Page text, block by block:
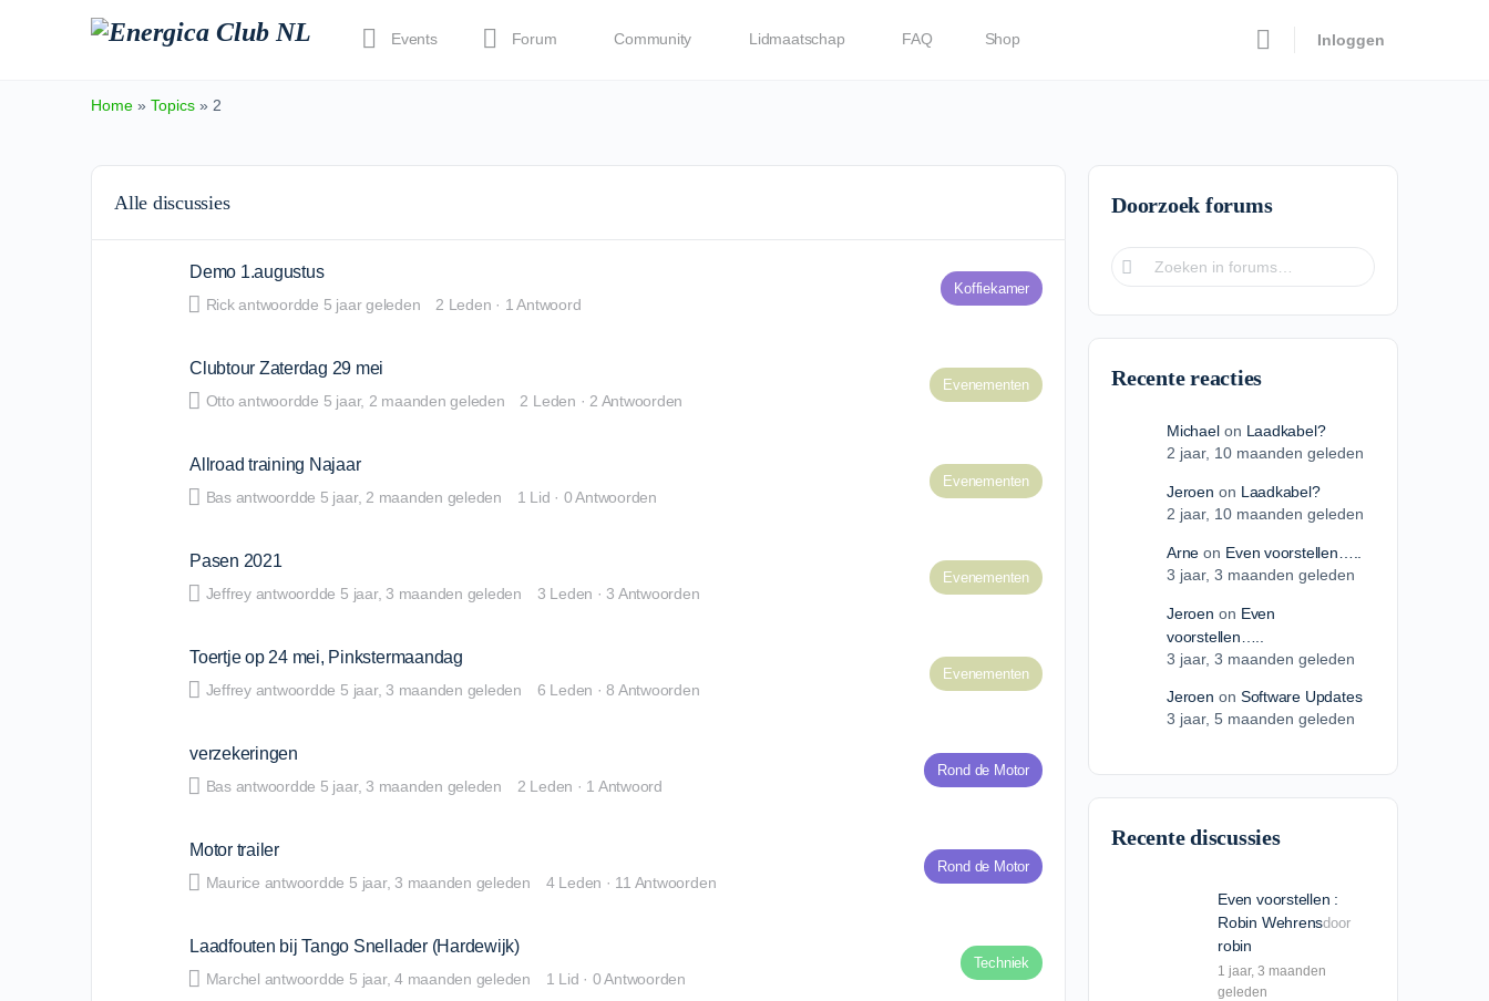
Events Forum Community Lidmaatschap FAQ Shop Inloggen
Home » Topics » 2
Alle discussies
Demo 1.augustus
Rick antwoordde 5 jaar geleden 2 Leden · 1 Antwoord
Koffiekamer
Clubtour Zaterdag 29 mei
Otto antwoordde 5 jaar​, 2 maanden geleden 2 Leden · 2 Antwoorden
Evenementen
Allroad training Najaar
Bas antwoordde 5 jaar​, 2 maanden geleden 1 Lid · 0 Antwoorden
Evenementen
Pasen 2021
Jeffrey antwoordde 5 jaar​, 3 maanden geleden 3 Leden · 3 Antwoorden
Evenementen
Toertje op 24 mei, Pinkstermaandag
Jeffrey antwoordde 5 jaar​, 3 maanden geleden 6 Leden · 8 Antwoorden
Evenementen
verzekeringen
Bas antwoordde 5 jaar​, 3 maanden geleden 2 Leden · 1 Antwoord
Rond de Motor
Motor trailer
Maurice antwoordde 5 jaar​, 3 maanden geleden 4 Leden · 11 Antwoorden
Rond de Motor
Laadfouten bij Tango Snellader (Hardewijk)
Marchel antwoordde 5 jaar​, 4 maanden geleden 1 Lid · 0 Antwoorden
Techniek
Doorzoek forums
Recente reacties
Michaelon Laadkabel?
2 jaar​, 10 maanden geleden
Jeroen on Laadkabel?
2 jaar​, 10 maanden geleden
Arne on Even voorstellen…..
3 jaar​, 3 maanden geleden
Jeroen on Even
voorstellen…..
3 jaar​, 3 maanden geleden
Jeroen on Software Updates
3 jaar​, 5 maanden geleden
Recente discussies
Even voorstellen :
Robin Wehrensdoor
robin
1 jaar​, 3 maanden
geleden